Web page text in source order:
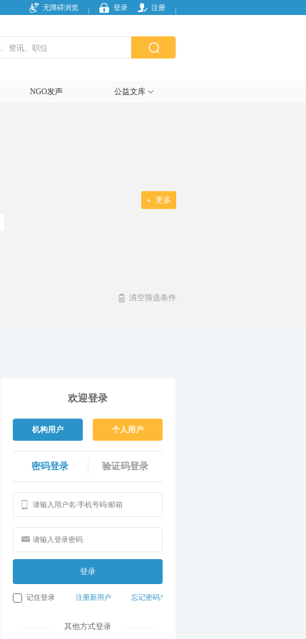
无障碍浏览 登录 注册
NGO发声 公益文库
更多
清空筛选条件
欢迎登录
机构用户 个人用户
密码登录 验证码登录
登录
记住登录 注册新用户 忘记密码?
其他方式登录